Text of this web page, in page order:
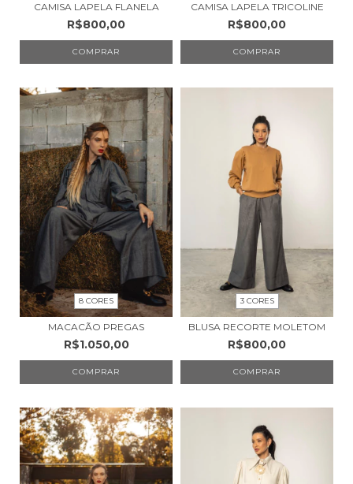
CAMISA LAPELA FLANELA
R$800,00
COMPRAR
CAMISA LAPELA TRICOLINE
R$800,00
COMPRAR
8 CORES
MACACÃO PREGAS
R$1.050,00
COMPRAR
3 CORES
BLUSA RECORTE MOLETOM
R$800,00
COMPRAR